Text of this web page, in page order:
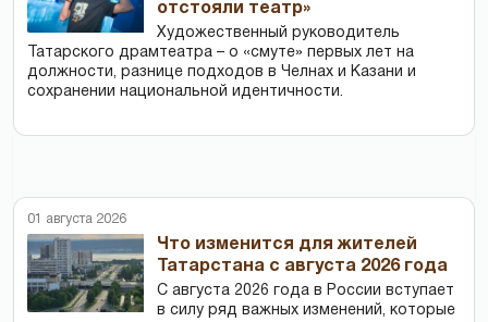
отстояли театр»
Художественный руководитель
Татарского драмтеатра – о «смуте» первых лет на
должности, разнице подходов в Челнах и Казани и
сохранении национальной идентичности.
01 августа 2026
Что изменится для жителей
Татарстана с августа 2026 года
С августа 2026 года в России вступает
в силу ряд важных изменений, которые